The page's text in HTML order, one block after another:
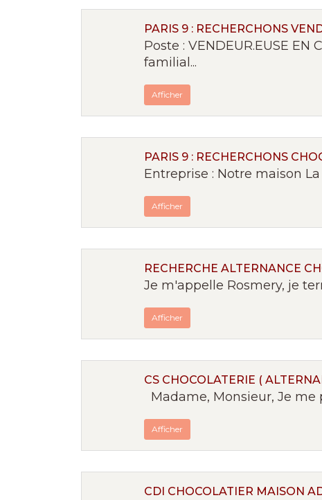
PARIS 9 : RECHERCHONS
Poste : VENDEUR.EUSE
familial...
Afficher
PARIS 9 : RECHERCHONS
Entreprise : Notre maison
Afficher
RECHERCHE ALTERNANCE
Je m'appelle Rosmery, je
Afficher
CS CHOCOLATERIE (
Madame, Monsieur, Je me
Afficher
CDI CHOCOLATIER MAISON